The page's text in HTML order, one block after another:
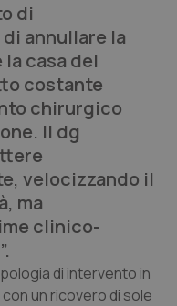
di
annullare la
la casa del
costante
chirurgico
Il dg
velocizzando il
ma
clinico-
di intervento in
un ricovero di sole